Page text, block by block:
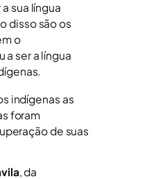
sua língua
disso são os
o
a ser a língua
indígenas as
foram
de suas
, da